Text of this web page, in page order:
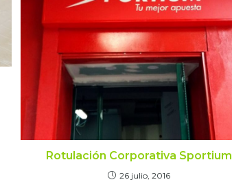
Rotulación Corporativa Sportium
26 julio, 2016